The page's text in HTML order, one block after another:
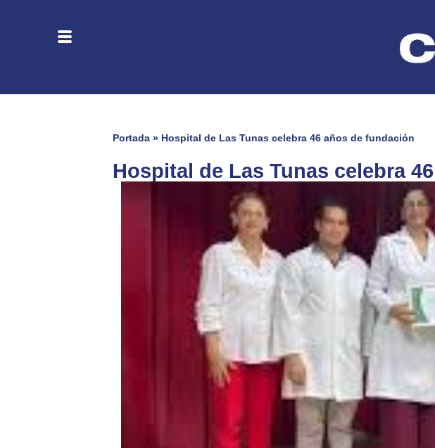
Portada » Hospital de Las Tunas celebra 46 años de fundación
Hospital de Las Tunas celebra